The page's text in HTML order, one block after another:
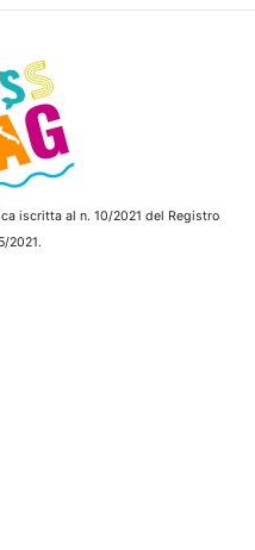
iscritta al n. 10/2021 del Registro
2021.